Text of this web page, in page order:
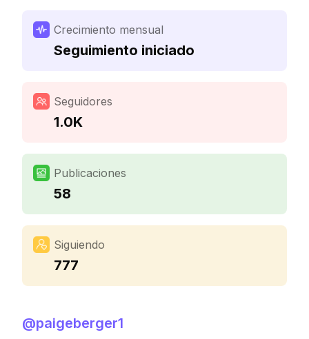
Crecimiento mensual
Seguimiento iniciado
Seguidores
1.0K
Publicaciones
58
Siguiendo
777
@paigeberger1